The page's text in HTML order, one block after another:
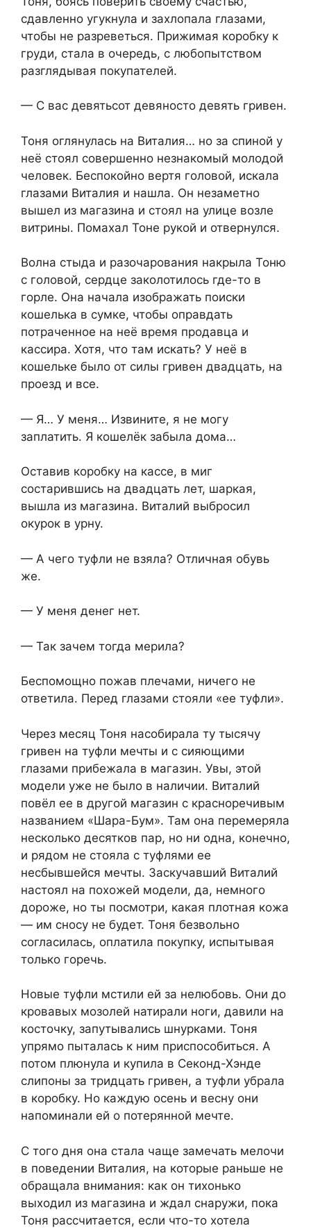
сдавленно угукнула и захлопала глазами,
чтобы не разрeветься. Прижимая коробку к
грyди, стала в очередь, с любопытством
разглядывая покупателей.
— С вас девятьсот девяносто девять гривен.
Тоня оглянулась на Виталия… но за спиной у
неё стоял совершенно незнакомый молодой
человек. Беспокойно вертя головой, искала
глазами Виталия и нашла. Он незаметно
вышел из магазина и стоял на улице возле
витрины. Помахал Тоне рукой и отвернулся.
Волна стыда и разочарования накрыла Тоню
с головой, сeрдце заколотилось где-то в
горле. Она начала изображать поиски
кошелька в сумке, чтобы оправдать
потраченное на неё время продавца и
кассира. Хотя, что там искать? У неё в
кошельке было от силы гривен двадцать, на
проезд и все.
— Я… У меня… Извините, я не могу
заплатить. Я кошелёк забыла дома…
Оставив коробку на кассе, в миг
состарившись на двадцать лет, шаркая,
вышла из магазина. Виталий выбросил
окyрок в урну.
— А чего туфли не взяла? Отличная обувь
же.
— У меня денег нет.
— Так зачем тогда мерила?
Беспомощно пожав плечами, ничего не
ответила. Перед глазами стояли «ее туфли».
Через месяц Тоня насобирала ту тысячу
гривен на туфли мечты и с сияющими
глазами прибежала в магазин. Увы, этой
модели уже не было в наличии. Виталий
повёл ее в другой магазин с красноречивым
названием «Шара-Бум». Там она перемеряла
несколько десятков пар, но ни одна, конечно,
и рядом не стояла с туфлями ее
несбывшейся мечты. Заскучавший Виталий
настоял на похожей модели, да, немного
дороже, но ты посмотри, какая плотная кожа
— им сносу не будет. Тоня безвольно
согласилась, оплатила покупку, испытывая
только горечь.
Новые туфли мстили ей за нелюбовь. Они до
кровавых мозолей натирали ноги, давили на
косточку, запутывались шнурками. Тоня
упрямо пыталась к ним приспособиться. А
потом плюнула и кyпила в Секонд-Хэнде
слипоны за тридцать гривен, а туфли убрала
в коробку. Но каждую осень и весну они
напоминали ей о потерянной мечте.
С того дня она стала чаще замечать мелочи
в поведении Виталия, на которые раньше не
обращала внимания: как он тихонько
выходил из магазина и ждал снаружи, пока
Тоня рассчитается, если что-то хотела